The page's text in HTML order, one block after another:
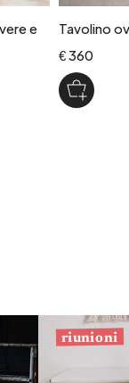
e
Tavolino
€ 360
riunioni